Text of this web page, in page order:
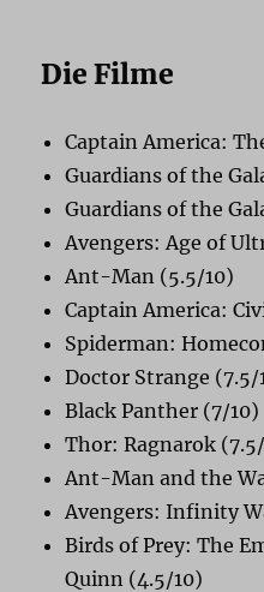
Die Filme
Captain America:
Guardians of the
Guardians of the
Avengers: Age of
Ant-Man (5.5/10)
Captain America:
Spiderman:
Doctor Strange (7.5/
Black Panther (7/10)
Thor: Ragnarok
Ant-Man and the
Avengers: Infinity
Birds of Prey: The
Quinn (4.5/10)